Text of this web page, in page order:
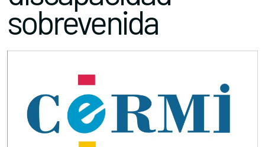
sobrevenida